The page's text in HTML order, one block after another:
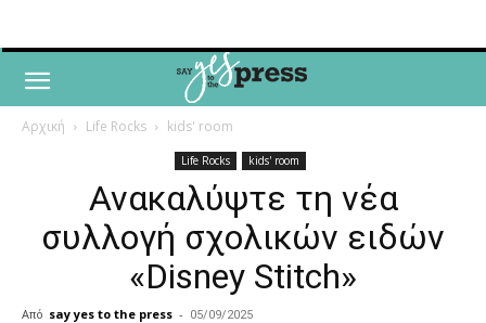
Αρχική Life Rocks kids' room
Life Rocks kids' room
Ανακαλύψτε τη νέα
συλλογή σχολικών ειδών
«Disney Stitch»
Από say yes to the press - 05/09/2025